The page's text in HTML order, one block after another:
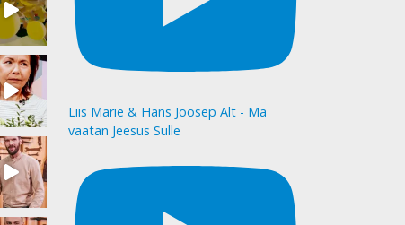
Liis Marie & Hans Joosep Alt - Ma
vaatan Jeesus Sulle